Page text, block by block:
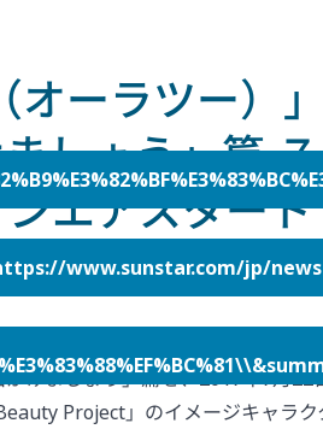
オーラツー）
しょう」篇
エアスター
www.sunstar.com/jp/
かけましょう」篇を、2017年7月22
Project」のイメージキャラ